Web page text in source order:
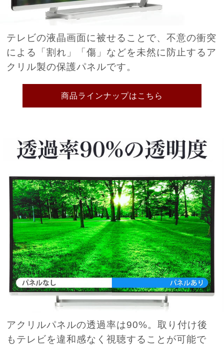
テレビの液晶画面に被せることで、不意の衝突
による「割れ」「傷」などを未然に防止するア
クリル製の保護パネルです。
商品ラインナップはこちら
アクリルパネルの透過率は90%。取り付け後
もテレビを違和感なく視聴することが可能で